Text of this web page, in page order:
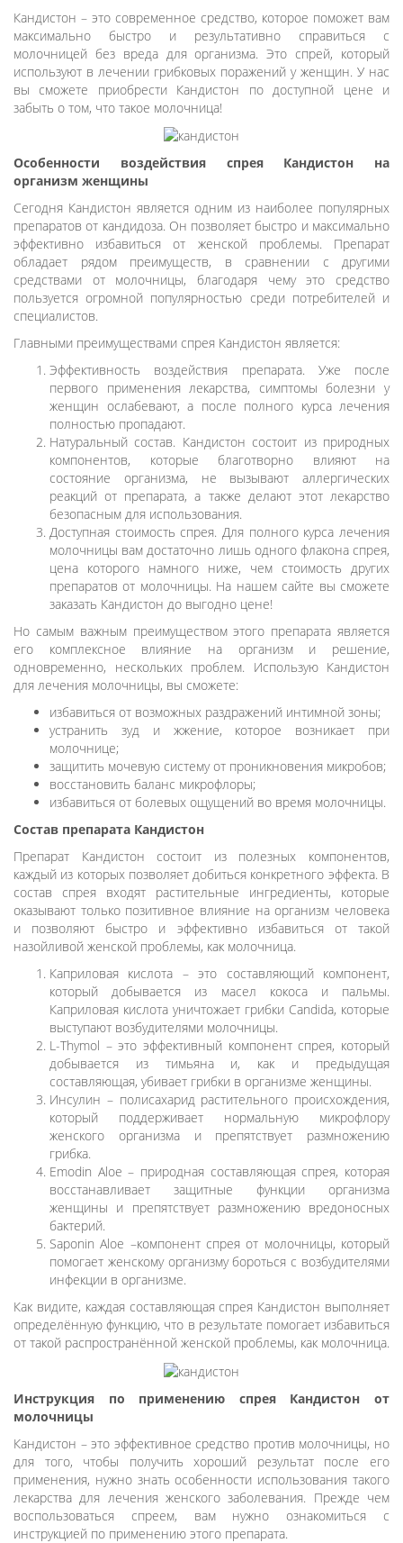
Кандистон – это современное средство, которое поможет вам
максимально быстро и результативно справиться с
молочницей без вреда для организма. Это спрей, который
используют в лечении грибковых поражений у женщин. У нас
вы сможете приобрести Кандистон по доступной цене и
забыть о том, что такое молочница!
Особенности воздействия спрея Кандистон на
организм женщины
Сегодня Кандистон является одним из наиболее популярных
препаратов от кандидоза. Он позволяет быстро и максимально
эффективно избавиться от женской проблемы. Препарат
обладает рядом преимуществ, в сравнении с другими
средствами от молочницы, благодаря чему это средство
пользуется огромной популярностью среди потребителей и
специалистов.
Главными преимуществами спрея Кандистон является:
Эффективность воздействия препарата. Уже после
первого применения лекарства, симптомы болезни у
женщин ослабевают, а после полного курса лечения
полностью пропадают.
Натуральный состав. Кандистон состоит из природных
компонентов, которые благотворно влияют на
состояние организма, не вызывают аллергических
реакций от препарата, а также делают этот лекарство
безопасным для использования.
Доступная стоимость спрея. Для полного курса лечения
молочницы вам достаточно лишь одного флакона спрея,
цена которого намного ниже, чем стоимость других
препаратов от молочницы. На нашем сайте вы сможете
заказать Кандистон до выгодно цене!
Но самым важным преимуществом этого препарата является
его комплексное влияние на организм и решение,
одновременно, нескольких проблем. Использую Кандистон
для лечения молочницы, вы сможете:
избавиться от возможных раздражений интимной зоны;
устранить зуд и жжение, которое возникает при
молочнице;
защитить мочевую систему от проникновения микробов;
восстановить баланс микрофлоры;
избавиться от болевых ощущений во время молочницы.
Состав препарата Кандистон
Препарат Кандистон состоит из полезных компонентов,
каждый из которых позволяет добиться конкретного эффекта. В
состав спрея входят растительные ингредиенты, которые
оказывают только позитивное влияние на организм человека
и позволяют быстро и эффективно избавиться от такой
назойливой женской проблемы, как молочница.
Каприловая кислота – это составляющий компонент,
который добывается из масел кокоса и пальмы.
Каприловая кислота уничтожает грибки Candida, которые
выступают возбудителями молочницы.
L-Thymol – это эффективный компонент спрея, который
добывается из тимьяна и, как и предыдущая
составляющая, убивает грибки в организме женщины.
Инсулин – полисахарид растительного происхождения,
который поддерживает нормальную микрофлору
женского организма и препятствует размножению
грибка.
Emodin Aloe – природная составляющая спрея, которая
восстанавливает защитные функции организма
женщины и препятствует размножению вредоносных
бактерий.
Saponin Aloe –компонент спрея от молочницы, который
помогает женскому организму бороться с возбудителями
инфекции в организме.
Как видите, каждая составляющая спрея Кандистон выполняет
определённую функцию, что в результате помогает избавиться
от такой распространённой женской проблемы, как молочница.
Инструкция по применению спрея Кандистон от
молочницы
Кандистон – это эффективное средство против молочницы, но
для того, чтобы получить хороший результат после его
применения, нужно знать особенности использования такого
лекарства для лечения женского заболевания. Прежде чем
воспользоваться спреем, вам нужно ознакомиться с
инструкцией по применению этого препарата.